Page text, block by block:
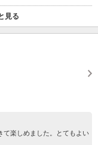
見る
て楽しめました。とてもよい